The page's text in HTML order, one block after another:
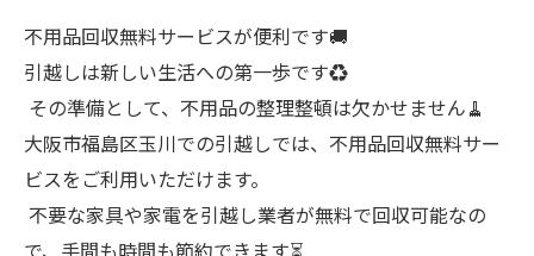
不用品回収無料サービスが便利です🚚️
引越しは新しい生活への第一歩です♻
その準備として、不用品の整理整頓は欠かせません🧹
大阪市福島区玉川での引越しでは、不用品回収無料サー
ビスをご利用いただけます。
不要な家具や家電を引越し業者が無料で回収可能なの
で、手間も時間も節約できます⏳